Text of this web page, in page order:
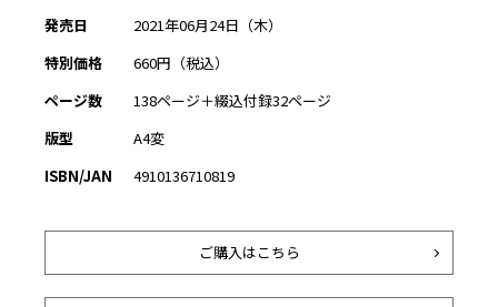
発売日
2021年06月24日（木）
特別価格
660円（税込）
ページ数
138ページ＋綴込付録32ページ
版型
A4変
ISBN/JAN
4910136710819
ご購入はこちら